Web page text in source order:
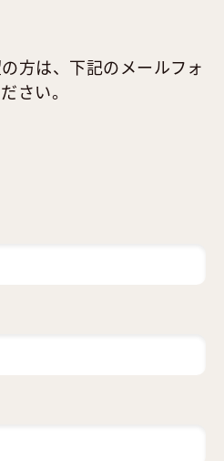
方は、下記のメールフォ
さい。